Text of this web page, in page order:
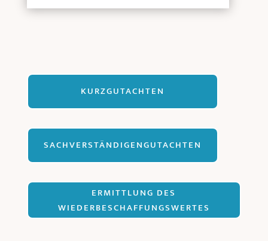
KURZGUTACHTEN
SACHVERSTÄNDIGENGUTACHTEN
ERMITTLUNG DES
WIEDERBESCHAFFUNGSWERTES